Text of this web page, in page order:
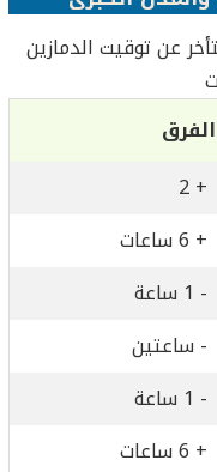
الفرق
+ 2
+ 6 ساعات
- 1 ساعة
- ساعتين
- 1 ساعة
+ 6 ساعات